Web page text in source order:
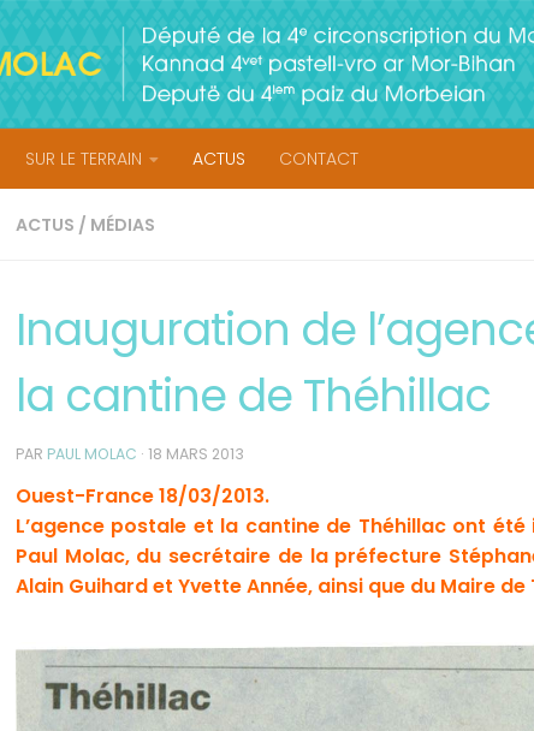
SUR LE TERRAIN ACTUS CONTACT
ACTUS / MÉDIAS
Inauguration de
la cantine de Théhillac
PAR PAUL MOLAC · 18 MARS 2013
Ouest-France 18/03/2013.
L’agence postale et la cantine de Théhillac ont
Paul Molac, du secrétaire de la préfecture
Alain Guihard et Yvette Année, ainsi que du Maire